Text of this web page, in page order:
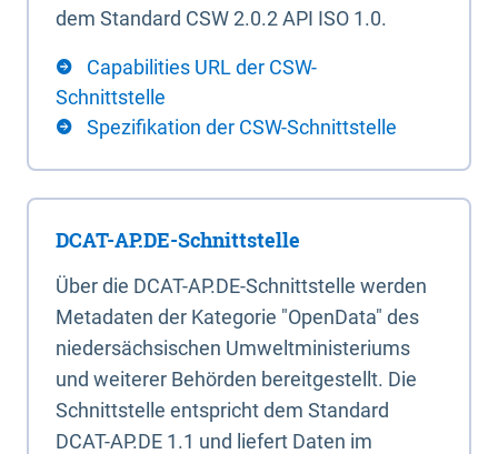
dem Standard CSW 2.0.2 API ISO 1.0.
Capabilities URL der CSW-
Schnittstelle
Spezifikation der CSW-Schnittstelle
DCAT-AP.DE-Schnittstelle
Über die DCAT-AP.DE-Schnittstelle werden
Metadaten der Kategorie "OpenData" des
niedersächsischen Umweltministeriums
und weiterer Behörden bereitgestellt. Die
Schnittstelle entspricht dem Standard
DCAT-AP.DE 1.1 und liefert Daten im